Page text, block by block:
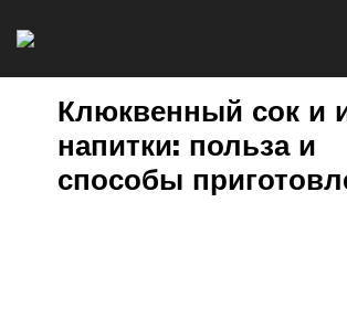
Клюквенный сок и
напитки: польза и
способы